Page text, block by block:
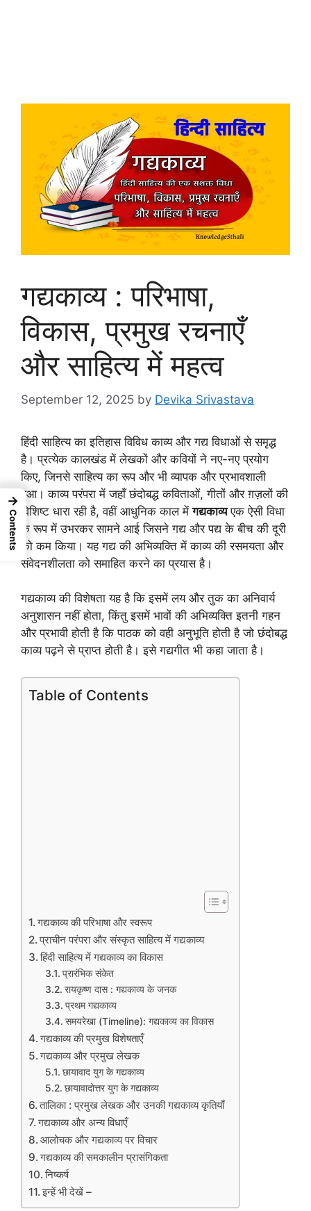
गद्यकाव्य : परिभाषा,
विकास, प्रमुख रचनाएँ
और साहित्य में महत्व
September 12, 2025 by Devika Srivastava
हिंदी साहित्य का इतिहास विविध काव्य और गद्य विधाओं से समृद्ध
है। प्रत्येक कालखंड में लेखकों और कवियों ने नए-नए प्रयोग
किए, जिनसे साहित्य का रूप और भी व्यापक और प्रभावशाली
हुआ। काव्य परंपरा में जहाँ छंदोबद्ध कविताओं, गीतों और ग़ज़लों की
विशिष्ट धारा रही है, वहीं आधुनिक काल मेंगद्यकाव्यएक ऐसी विधा
के रूप में उभरकर सामने आई जिसने गद्य और पद्य के बीच की दूरी
को कम किया। यह गद्य की अभिव्यक्ति में काव्य की रसमयता और
संवेदनशीलता को समाहित करने का प्रयास है।
गद्यकाव्य की विशेषता यह है कि इसमें लय और तुक का अनिवार्य
अनुशासन नहीं होता, किंतु इसमें भावों की अभिव्यक्ति इतनी गहन
और प्रभावी होती है कि पाठक को वही अनुभूति होती है जो छंदोबद्ध
काव्य पढ़ने से प्राप्त होती है। इसे गद्यगीत भी कहा जाता है।
Table of Contents
गद्यकाव्य की परिभाषा और स्वरूप
प्राचीन परंपरा और संस्कृत साहित्य में गद्यकाव्य
हिंदी साहित्य में गद्यकाव्य का विकास
प्रारंभिक संकेत
रायकृष्ण दास : गद्यकाव्य के जनक
प्रथम गद्यकाव्य
समयरेखा (Timeline): गद्यकाव्य का विकास
गद्यकाव्य की प्रमुख विशेषताएँ
गद्यकाव्य और प्रमुख लेखक
छायावाद युग के गद्यकाव्य
छायावादोत्तर युग के गद्यकाव्य
तालिका : प्रमुख लेखक और उनकी गद्यकाव्य कृतियाँ
गद्यकाव्य और अन्य विधाएँ
आलोचक और गद्यकाव्य पर विचार
गद्यकाव्य की समकालीन प्रासंगिकता
निष्कर्ष
इन्हें भी देखें –
→
Contents